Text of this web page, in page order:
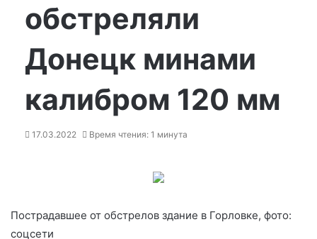
обстреляли
Донецк минами
калибром 120 мм
17.03.2022 Время чтения: 1 минута
Пострадавшее от обстрелов здание в Горловке, фото:
соцсети